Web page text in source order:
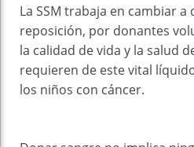
La SSM trabaja en cambiar a
reposición, por donantes
la calidad de vida y la salud
requieren de este vital
los niños con cáncer.